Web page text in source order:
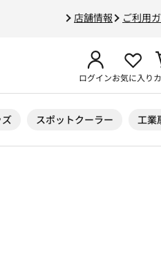
店舗情報 ご利用
ログインお気に入り
スポットクーラー 工業